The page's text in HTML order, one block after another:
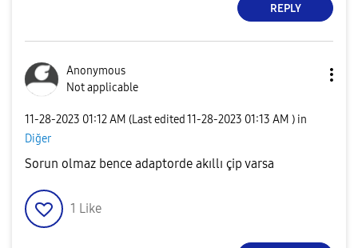
REPLY
Anonymous
Not applicable
‎11-28-2023 01:12 AM (Last edited ‎11-28-2023 01:13 AM ) in
Diğer
Sorun olmaz bence adaptorde akıllı çip varsa
1 Like